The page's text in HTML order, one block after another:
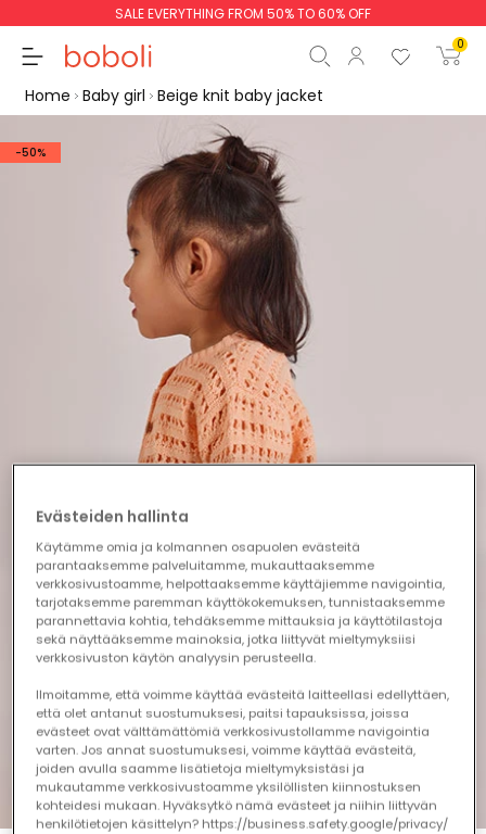
SALE EVERYTHING FROM 50% TO 60% OFF
0
Continue
Home Baby girl Beige knit baby jacket
-50%
1 2 3 4 5
Evästeiden hallinta
Käytämme omia ja kolmannen osapuolen evästeitä
parantaaksemme palveluitamme, mukauttaaksemme
verkkosivustoamme, helpottaaksemme käyttäjiemme navigointia,
tarjotaksemme paremman käyttökokemuksen, tunnistaaksemme
parannettavia kohtia, tehdäksemme mittauksia ja käyttötilastoja
sekä näyttääksemme mainoksia, jotka liittyvät mieltymyksiisi
verkkosivuston käytön analyysin perusteella.
Ilmoitamme, että voimme käyttää evästeitä laitteellasi edellyttäen,
että olet antanut suostumuksesi, paitsi tapauksissa, joissa
evästeet ovat välttämättömiä verkkosivustollamme navigointia
varten. Jos annat suostumuksesi, voimme käyttää evästeitä,
joiden avulla saamme lisätietoja mieltymyksistäsi ja
mukautamme verkkosivustoamme yksilöllisten kiinnostuksen
kohteidesi mukaan. Hyväksytkö nämä evästeet ja niihin liittyvän
henkilötietojen käsittelyn? https://business.safety.google/privacy/